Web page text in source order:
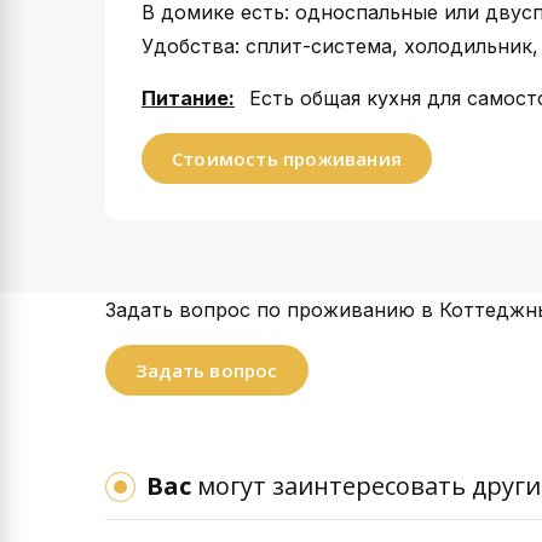
В домике есть: односпальные или
Удобства: сплит-система,
Питание: Есть общая кухня для
Стоимость проживания
Задать вопрос по проживанию в
Задать вопрос
Вас могут заинтересовать